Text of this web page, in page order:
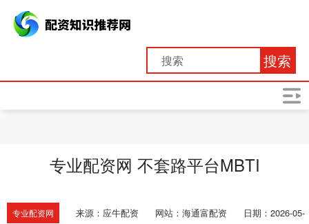
搜索
专业配资网 不套路平台MBTI
专业配资网 来源：应牛配资 网站：海通富配资
日期：2026-05-